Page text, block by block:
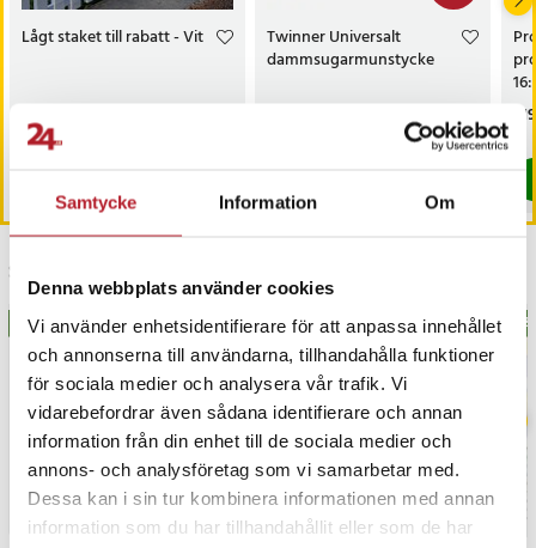
Samtycke Information Om
Denna webbplats använder cookies
Vi använder enhetsidentifierare för att anpassa innehållet
och annonserna till användarna, tillhandahålla funktioner
för sociala medier och analysera vår trafik. Vi
vidarebefordrar även sådana identifierare och annan
information från din enhet till de sociala medier och
annons- och analysföretag som vi samarbetar med.
Dessa kan i sin tur kombinera informationen med annan
information som du har tillhandahållit eller som de har
Lågt staket till rabatt - Vit
Pris
219 kr
I lager, levereras inom 1-2 vardagar
Twinner Universalt
dammsugarmunstycke
:239 kr
I lager, levereras inom 1-2 vardagar
Senast besökta
BÄSTSÄLJARE